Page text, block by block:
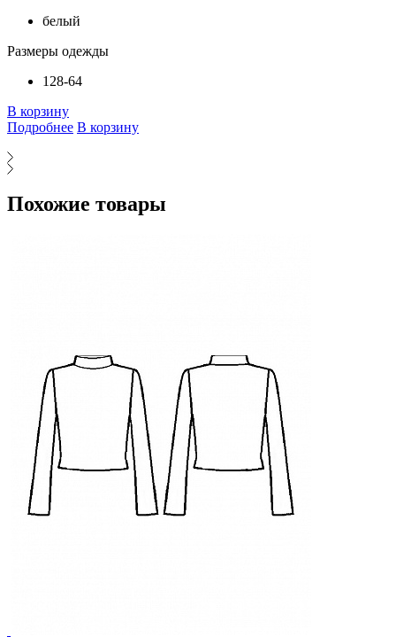
белый
Размеры одежды
128-64
В корзину
Подробнее В корзину
Похожие товары